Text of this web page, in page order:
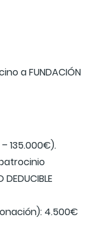
a FUNDACIÓN
135.000€).
4.500€